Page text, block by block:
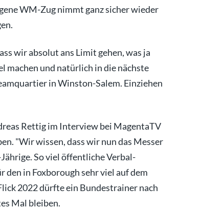
WM-Zug nimmt ganz sicher wieder
wir absolut ans Limit gehen, was ja
machen und natürlich in die nächste
in Winston-Salem. Einziehen
Rettig im Interview bei MagentaTV
"Wir wissen, dass wir nun das Messer
So viel öffentliche Verbal-
in Foxborough sehr viel auf dem
2022 dürfte ein Bundestrainer nach
Mal bleiben.